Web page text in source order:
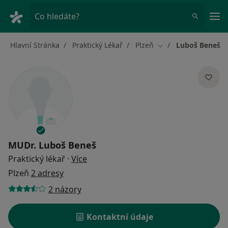
Co hledáte?
Hlavní Stránka Praktický Lékař Plzeň Změna města
Luboš Beneš
MUDr. Luboš Beneš
Praktický lékař · Více
Plzeň 2 adresy
2 názory
Kontaktní údaje